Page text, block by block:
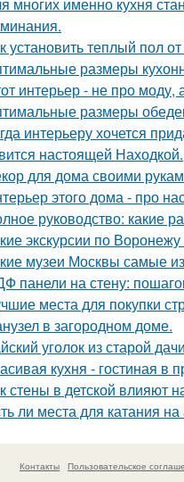
установить теплый пол
размеры
интерьер - не про
размеры
интерьеру хочется
настоящей Находкой.
для дома своими
этого дома - про
руководство: какие
экскурсии по
музеи Москвы самые
панели на стену:
места для покупки
в загородном доме.
уголок из старой
кухня - гостиная в
стены в детской влияют
ли места для катания на
Контакты
Пользовательское